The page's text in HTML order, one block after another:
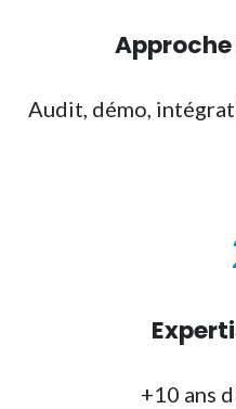
Audit, démo,
+10 ans